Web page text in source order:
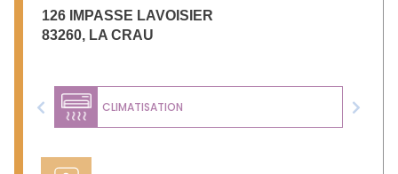
126 IMPASSE LAVOISIER
83260, LA CRAU
CLIMATISATION
Previous Next